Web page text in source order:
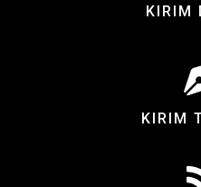
KIRIM
KIRIM